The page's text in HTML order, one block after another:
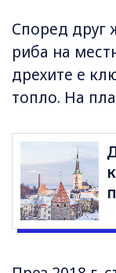
Според друг
риба на
дрехите е
топло. На